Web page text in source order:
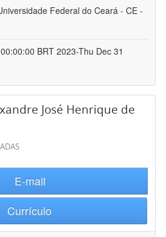
Federal do Ceará - CE -
BRT 2023-Thu Dec 31
José Henrique de
E-mail
Currículo